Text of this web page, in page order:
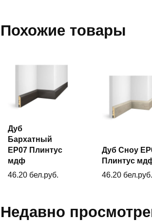
Похожие товары
В
корзину
Дуб
Бархатный
ЕP07 Плинтус
мдф
46.20 бел.руб.
В
корзину
Дуб Сноу
Плинтус
46.20 бел.руб.
Недавно